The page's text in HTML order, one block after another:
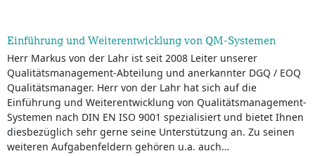
Einführung und Weiterentwicklung von QM-Systemen
Herr Markus von der Lahr ist seit 2008 Leiter unserer
Qualitätsmanagement-Abteilung und anerkannter DGQ / EOQ
Qualitätsmanager. Herr von der Lahr hat sich auf die
Einführung und Weiterentwicklung von Qualitätsmanagement-
Systemen nach DIN EN ISO 9001 spezialisiert und bietet Ihnen
diesbezüglich sehr gerne seine Unterstützung an. Zu seinen
weiteren Aufgabenfeldern gehören u.a. auch…